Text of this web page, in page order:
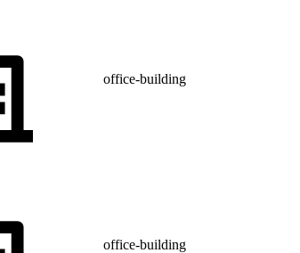
office-building
office-building